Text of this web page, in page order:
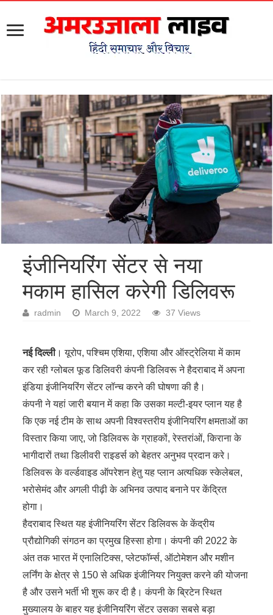
इंजीनियरिंग सेंटर से नया
मकाम हासिल करेगी डिलिवरू
radmin March 9, 2022 37 Views
नई दिल्ली। यूरोप, पश्चिम एशिया, एशिया और ऑस्ट्रेलिया में काम
कर रही ग्लोबल फूड डिलिवरी कंपनी डिलिवरू ने हैदराबाद में अपना
इंडिया इंजीनियरिंग सेंटर लॉन्च करने की घोषणा की है।
कंपनी ने यहां जारी बयान में कहा कि उसका मल्टी-इयर प्लान यह है
कि एक नई टीम के साथ अपनी विश्वस्तरीय इंजीनियरिंग क्षमताओं का
विस्तार किया जाए, जो डिलिवरू के ग्राहकों, रेस्तरांओं, किराना के
भागीदारों तथा डिलीवरी राइडर्स को बेहतर अनुभव प्रदान करे।
डिलिवरू के वर्ल्डवाइड ऑपरेशन हेतु यह प्लान अत्यधिक स्केलेबल,
भरोसेमंद और अगली पीढ़ी के अभिनव उत्पाद बनाने पर केंद्रित
होगा।
हैदराबाद स्थित यह इंजीनियरिंग सेंटर डिलिवरू के केंद्रीय
प्रौद्योगिकी संगठन का प्रमुख हिस्सा होगा। कंपनी की 2022 के
अंत तक भारत में एनालिटिक्स, प्लेटफॉर्म्स, ऑटोमेशन और मशीन
लर्निंग के क्षेत्र से 150 से अधिक इंजीनियर नियुक्त करने की योजना
है और उसने भर्ती भी शुरू कर दी है। कंपनी के ब्रिटेन स्थित
मुख्यालय के बाहर यह इंजीनियरिंग सेंटर उसका सबसे बड़ा